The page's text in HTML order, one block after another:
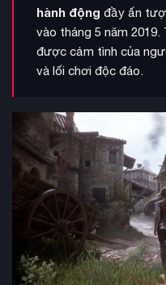
hành động đầy ấn
vào tháng 5 năm 2019.
được cảm tình của
và lối chơi độc đáo.